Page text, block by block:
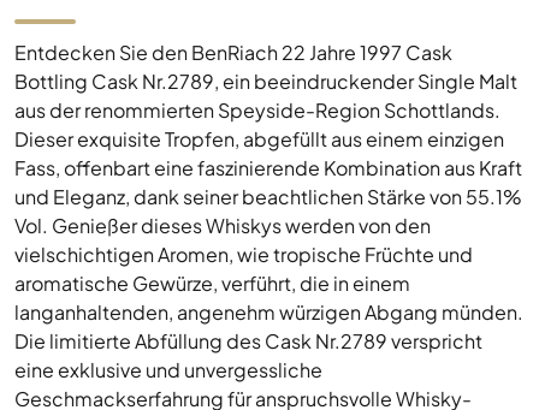
Entdecken Sie den BenRiach 22 Jahre 1997 Cask
Bottling Cask Nr.2789, ein beeindruckender Single Malt
aus der renommierten Speyside-Region Schottlands.
Dieser exquisite Tropfen, abgefüllt aus einem einzigen
Fass, offenbart eine faszinierende Kombination aus Kraft
und Eleganz, dank seiner beachtlichen Stärke von 55.1%
Vol. Genießer dieses Whiskys werden von den
vielschichtigen Aromen, wie tropische Früchte und
aromatische Gewürze, verführt, die in einem
langanhaltenden, angenehm würzigen Abgang münden.
Die limitierte Abfüllung des Cask Nr.2789 verspricht
eine exklusive und unvergessliche
Geschmackserfahrung für anspruchsvolle Whisky-